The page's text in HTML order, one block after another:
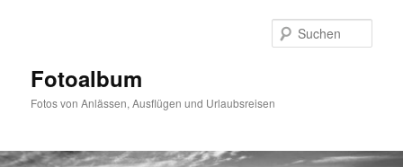
Fotoalbum
Fotos von Anlässen, Ausflügen und Urlaubsreisen